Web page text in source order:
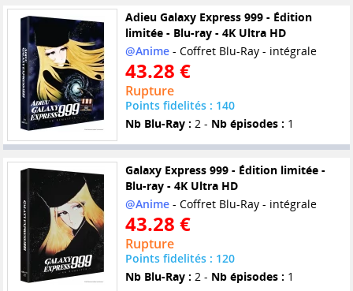
Adieu Galaxy Express 999 - Édition
limitée - Blu-ray - 4K Ultra HD
@Anime- Coffret Blu-Ray - intégrale
43.28 €
Rupture
Points fidelités : 140
Nb Blu-Ray : 2 - Nb épisodes : 1
Galaxy Express 999 - Édition limitée -
Blu-ray - 4K Ultra HD
@Anime- Coffret Blu-Ray - intégrale
43.28 €
Rupture
Points fidelités : 120
Nb Blu-Ray : 2 - Nb épisodes : 1